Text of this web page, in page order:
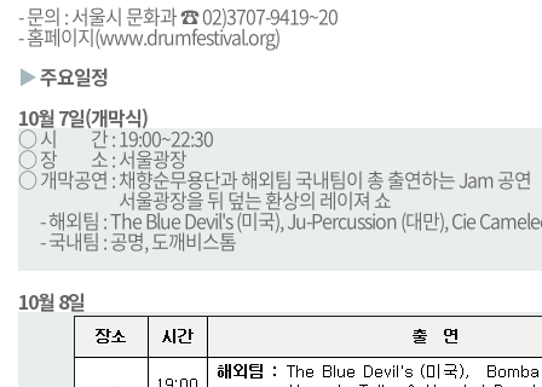
- 문의 : 서울시 문화과 ☎ 02)3707-9419~20
- 홈페이지(www.drumfestival.org)
▶주요일정
10월 7일(개막식)
○ 시 막공간 : 19:00~22:30
○ 장 소 : 서울광장
○ 개막공연 : 채향순무용단과 해외팀 국내팀이 총 출연하는 Jam 공연
○ 개막공연 : 서울광장을 뒤 덮는 환상의 레이져 쇼
- 해외팀 : The Blue Devil's (미국), Ju-Percussion (대만), Cie
- 국내팀 : 공명, 도깨비스톰
10월 8일